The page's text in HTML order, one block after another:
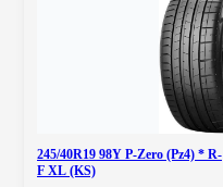
245/40R19 98Y P-Zero (Pz4) * R-
F XL (KS)